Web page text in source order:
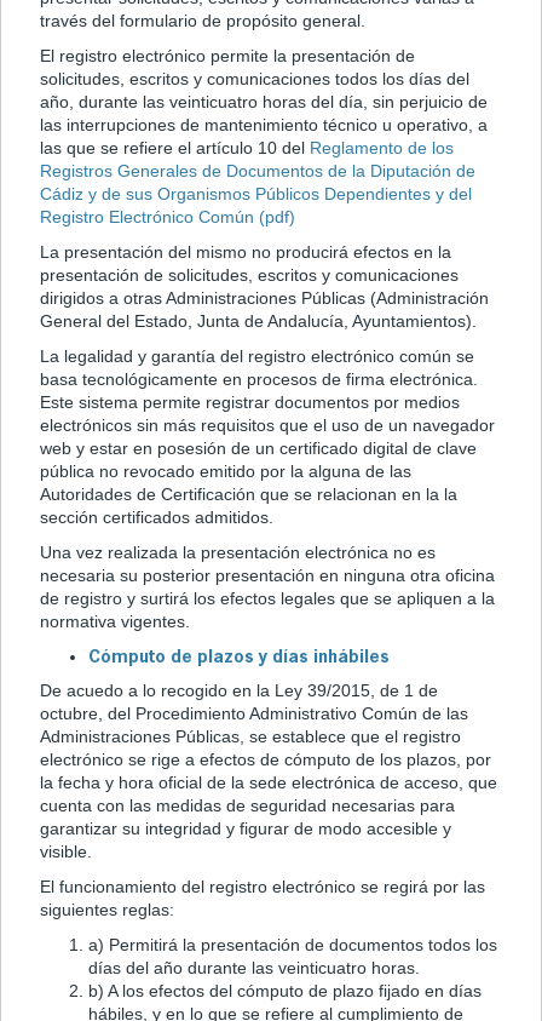
través del formulario de propósito general.
El registro electrónico permite la presentación de
solicitudes, escritos y comunicaciones todos los días del
año, durante las veinticuatro horas del día, sin perjuicio de
las interrupciones de mantenimiento técnico u operativo, a
las que se refiere el artículo 10 del Reglamento de los
Registros Generales de Documentos de la Diputación de
Cádiz y de sus Organismos Públicos Dependientes y del
Registro Electrónico Común (pdf)
La presentación del mismo no producirá efectos en la
presentación de solicitudes, escritos y comunicaciones
dirigidos a otras Administraciones Públicas (Administración
General del Estado, Junta de Andalucía, Ayuntamientos).
La legalidad y garantía del registro electrónico común se
basa tecnológicamente en procesos de firma electrónica.
Este sistema permite registrar documentos por medios
electrónicos sin más requisitos que el uso de un navegador
web y estar en posesión de un certificado digital de clave
pública no revocado emitido por la alguna de las
Autoridades de Certificación que se relacionan en la la
sección certificados admitidos.
Una vez realizada la presentación electrónica no es
necesaria su posterior presentación en ninguna otra oficina
de registro y surtirá los efectos legales que se apliquen a la
normativa vigentes.
Cómputo de plazos y días inhábiles
De acuedo a lo recogido en la Ley 39/2015, de 1 de
octubre, del Procedimiento Administrativo Común de las
Administraciones Públicas, se establece que el registro
electrónico se rige a efectos de cómputo de los plazos, por
la fecha y hora oficial de la sede electrónica de acceso, que
cuenta con las medidas de seguridad necesarias para
garantizar su integridad y figurar de modo accesible y
visible.
El funcionamiento del registro electrónico se regirá por las
siguientes reglas:
a) Permitirá la presentación de documentos todos los
días del año durante las veinticuatro horas.
b) A los efectos del cómputo de plazo fijado en días
hábiles, y en lo que se refiere al cumplimiento de